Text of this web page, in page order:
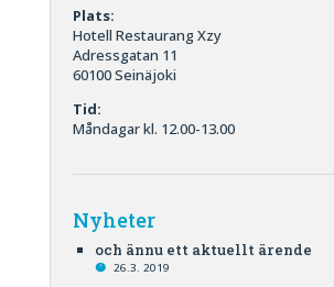
Plats:
Hotell Restaurang Xzy
Adressgatan 11
60100 Seinäjoki
Tid:
Måndagar kl. 12.00-13.00
Nyheter
och ännu ett aktuellt ärende
26.3. 2019